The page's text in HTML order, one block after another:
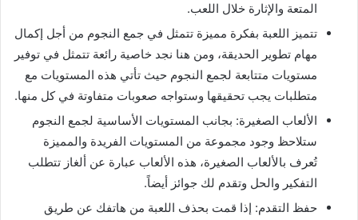
المتعة والإثارة خلال اللعب.
تتميز اللعبة بفكرة مميزة تتمثل في جمع النجوم من أجل إكمال
مهام تطوير الحديقة، ومن هنا نجد خاصية رائعة تتمثل في توفير
مستويات متتابعة لجمع النجوم حيث تأتي هذه المستويات مع
متطلبات يجب تحقيقها وستواجه صعوبات متفاوتة في كل منها.
الألعاب الصغيرة: بجانب المستويات الأساسية لجمع النجوم
ستلاحظ وجود مجموعة من المستويات الفريدة والمميزة
تُعرف بالألعاب الصغيرة، هذه الألعاب عبارة عن ألغاز تتطلب
التفكير والحل وتقدم لك جوائز أيضاً.
حفظ التقدم: إذا قمت بحذف اللعبة من هاتفك عن طريق